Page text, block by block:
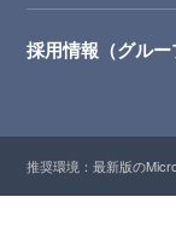
採用情報（グルー
推奨環境：最新版の